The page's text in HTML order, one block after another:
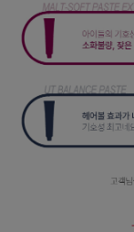
페이코